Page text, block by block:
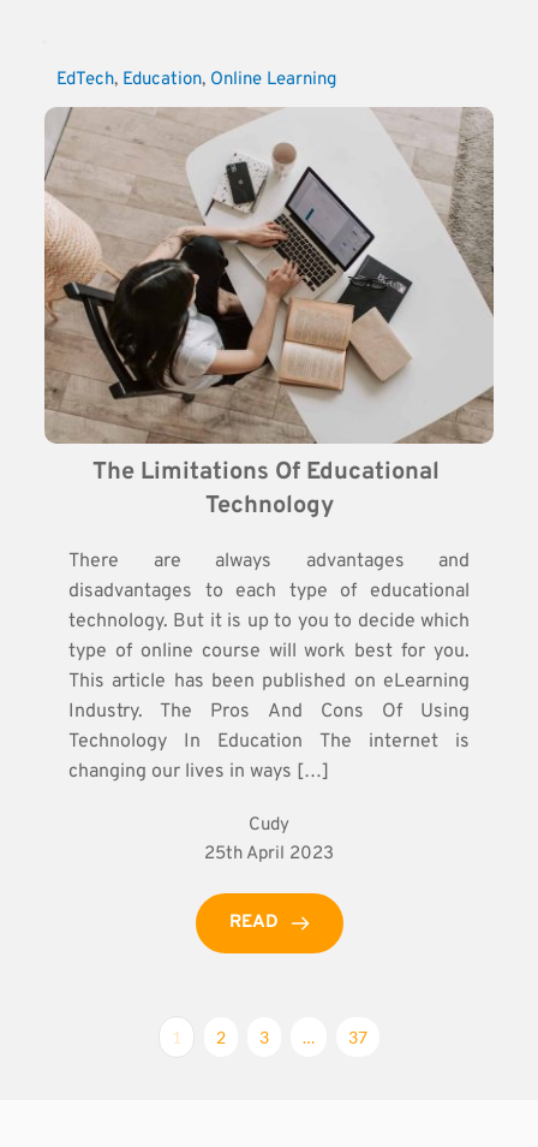
EdTech, Education, Online Learning
The Limitations Of Educational
Technology
There are always advantages and
disadvantages to each type of educational
technology. But it is up to you to decide which
type of online course will work best for you.
This article has been published on eLearning
Industry. The Pros And Cons Of Using
Technology In Education The internet is
changing our lives in ways […]
Cudy
25th April 2023
READ
1 2 3 … 37